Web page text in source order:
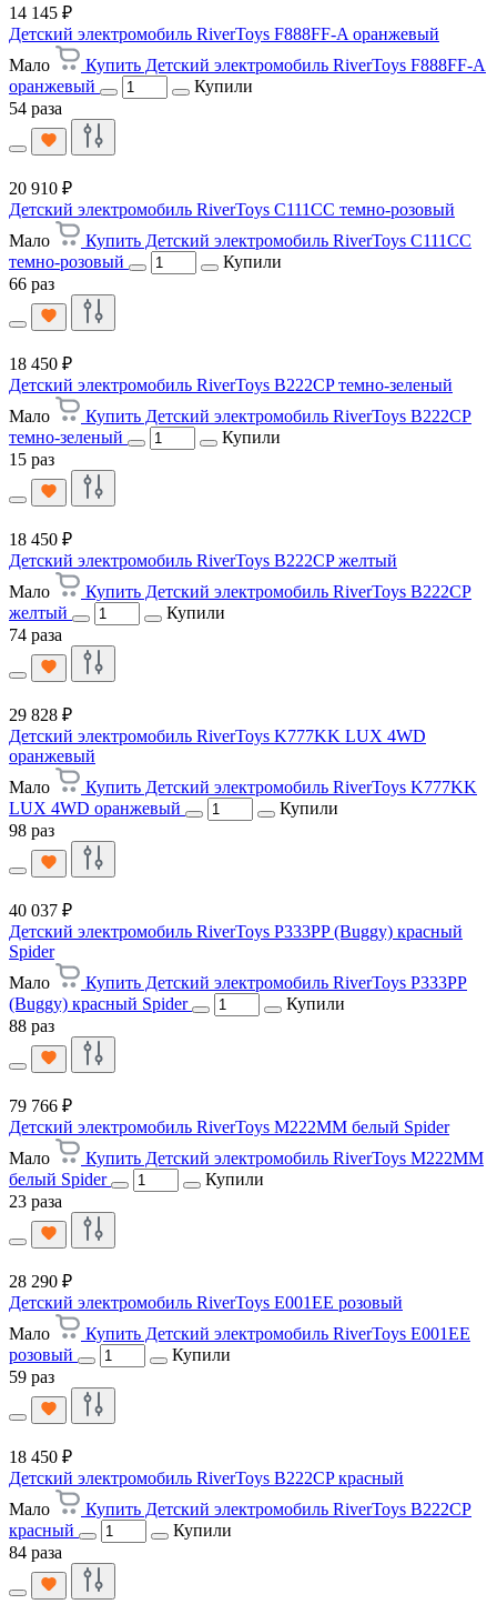
14 145 ₽
Детский электромобиль RiverToys F888FF-A оранжевый
Мало
Купить Детский электромобиль RiverToys F888FF-A
оранжевый
Купили
54 раза
20 910 ₽
Детский электромобиль RiverToys C111CC темно-розовый
Мало
Купить Детский электромобиль RiverToys C111CC
темно-розовый
Купили
66 раз
18 450 ₽
Детский электромобиль RiverToys B222CP темно-зеленый
Мало
Купить Детский электромобиль RiverToys B222CP
темно-зеленый
Купили
15 раз
18 450 ₽
Детский электромобиль RiverToys B222CP желтый
Мало
Купить Детский электромобиль RiverToys B222CP
желтый
Купили
74 раза
29 828 ₽
Детский электромобиль RiverToys K777KK LUX 4WD
оранжевый
Мало
Купить Детский электромобиль RiverToys K777KK
LUX 4WD оранжевый
Купили
98 раз
40 037 ₽
Детский электромобиль RiverToys P333PP (Buggy) красный
Spider
Мало
Купить Детский электромобиль RiverToys P333PP
(Buggy) красный Spider
Купили
88 раз
79 766 ₽
Детский электромобиль RiverToys M222MM белый Spider
Мало
Купить Детский электромобиль RiverToys M222MM
белый Spider
Купили
23 раза
28 290 ₽
Детский электромобиль RiverToys E001EE розовый
Мало
Купить Детский электромобиль RiverToys E001EE
розовый
Купили
59 раз
18 450 ₽
Детский электромобиль RiverToys B222CP красный
Мало
Купить Детский электромобиль RiverToys B222CP
красный
Купили
84 раза